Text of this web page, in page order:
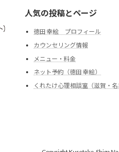
人気の投稿とページ
徳田 幸絵 プロフィール
カウンセリング情報
メニュー・料金
ネット予約（徳田 幸絵）
くれたけ心理相談室（滋賀・